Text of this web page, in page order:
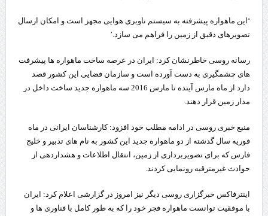
‘این ماهواره پیشرفته به سیستم ناوبری هوایی مجهز است و امکان ارسال
تصویرهای دقیق از زمین را فراهم می سازد.’
رسانه روسی خاطرنشان کرد: ایران در عرصه ساخت ماهواره ها پیشرفت
های چشمگیری به دست آورده است و سازمان فضایی این کشور قصد
دارد از ماه مارس آینده تا مارس 2016 سه ماهواره جدید ساخت داخل در
مدار زمین قرار دهند.
منبع خبری روسی در ادامه مطلب خود افزود: کارشناسان ایرانی در ماه
فوریه سال گذشته از دو ماهواره جدید این کشور به نام های تدبیر و خلیج
فارس که برای تصویربرداری از زمین، انتقال اطلاعات و هشداردهی از
حوادث غیرمترقبه رونمایی کردند.
اینترفاکس خبرگزاری روسی دیگر نیز امروز در گزارشی اعلام کرد: ایران
با موفقیت توانست ماهواره فجر خود را که به طور کامل با فناوری ها و